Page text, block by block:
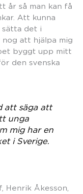
år så man kan få
Att kunna
sätta det i
att hjälpa mig
byggt upp mitt
den svenska
att säga att
unga
mig har en
i Sverige.
Henrik Åkesson,